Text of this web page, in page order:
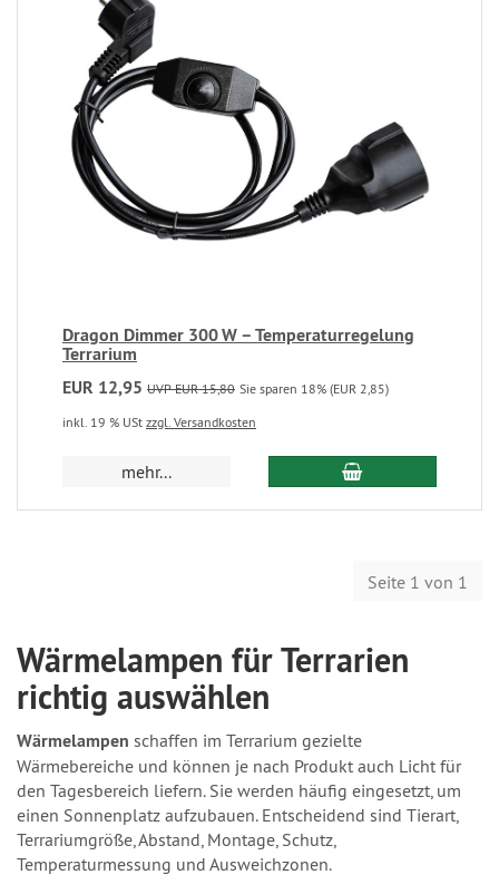
Dragon Dimmer 300 W – Temperaturregelung
Terrarium
EUR 12,95 UVP EUR 15,80 Sie sparen 18% (EUR 2,85)
inkl. 19 % USt zzgl. Versandkosten
mehr...
Seite 1 von 1
Wärmelampen für Terrarien
richtig auswählen
Wärmelampen schaffen im Terrarium gezielte
Wärmebereiche und können je nach Produkt auch Licht für
den Tagesbereich liefern. Sie werden häufig eingesetzt, um
einen Sonnenplatz aufzubauen. Entscheidend sind Tierart,
Terrariumgröße, Abstand, Montage, Schutz,
Temperaturmessung und Ausweichzonen.